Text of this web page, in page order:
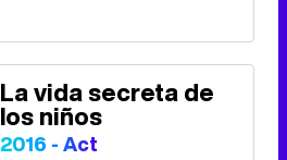
La vida secreta de
los niños
2016 - Act